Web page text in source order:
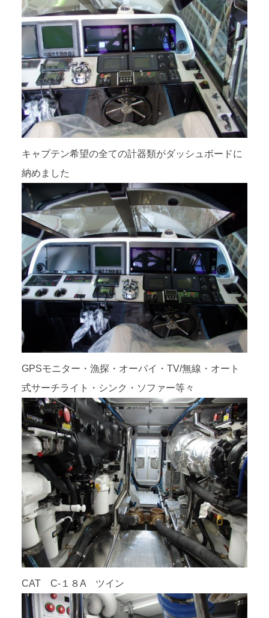
キャプテン希望の全ての計器類がダッシュボードに
納めました
GPSモニター・漁探・オーパイ・TV/無線・オート
式サーチライト・シンク・ソファー等々
CAT C-１８A ツイン